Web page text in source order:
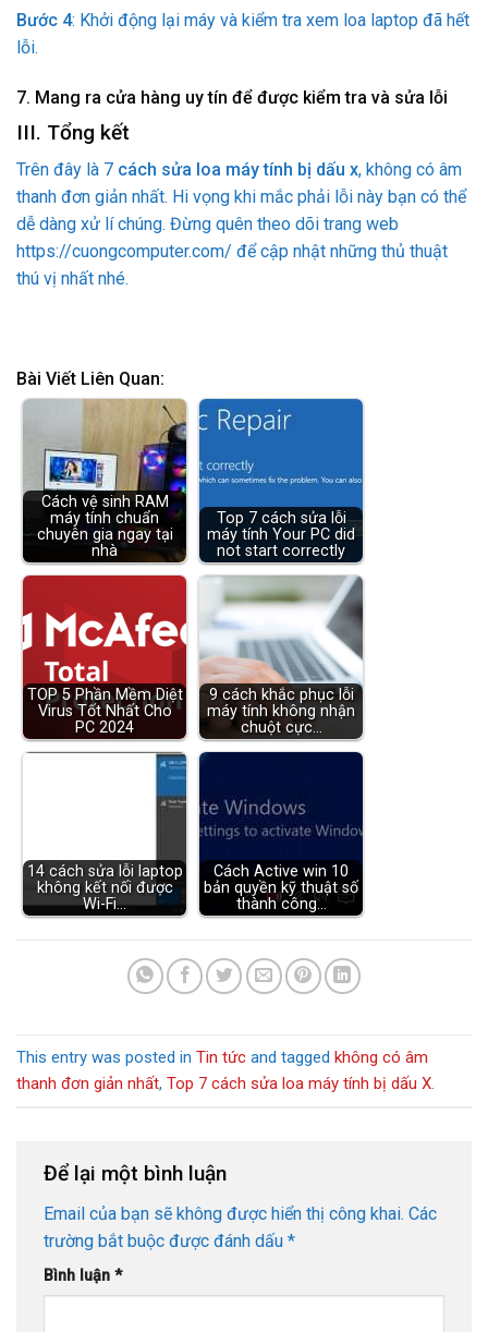
Bước 4: Khởi động lại máy và kiểm tra xem loa laptop đã hết
lỗi.
7. Mang ra cửa hàng uy tín để được kiểm tra và sửa lỗi
III. Tổng kết
Trên đây là 7 cách sửa loa máy tính bị dấu x, không có âm
thanh đơn giản nhất. Hi vọng khi mắc phải lỗi này bạn có thể
dễ dàng xử lí chúng. Đừng quên theo dõi trang web
https://cuongcomputer.com/ để cập nhật những thủ thuật
thú vị nhất nhé.
Bài Viết Liên Quan:
Cách vệ sinh RAM
máy tính chuẩn
chuyên gia ngay tại
nhà
Top 7 cách sửa lỗi
máy tính Your PC did
not start correctly
TOP 5 Phần Mềm Diệt
Virus Tốt Nhất Cho
PC 2024
9 cách khắc phục lỗi
máy tính không nhận
chuột cực…
14 cách sửa lỗi laptop
không kết nối được
Wi-Fi…
Cách Active win 10
bản quyền kỹ thuật số
thành công…
This entry was posted in Tin tức and tagged không có âm
thanh đơn giản nhất, Top 7 cách sửa loa máy tính bị dấu X
Để lại một bình luận
Email của bạn sẽ không được hiển thị công khai. Các
trường bắt buộc được đánh dấu *
Bình luận *